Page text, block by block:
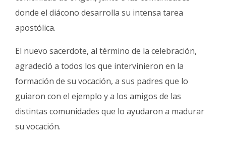
donde el diácono desarrolla su intensa tarea
apostólica.
El nuevo sacerdote, al término de la celebración,
agradeció a todos los que intervinieron en la
formación de su vocación, a sus padres que lo
guiaron con el ejemplo y a los amigos de las
distintas comunidades que lo ayudaron a madurar
su vocación.